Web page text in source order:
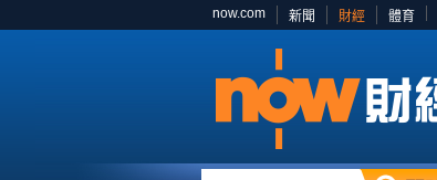
now.com 新聞 財經 體育